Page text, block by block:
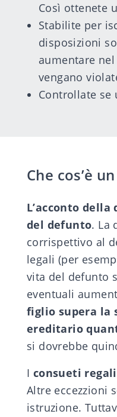
Così ottenete
Stabilite per
disposizioni
aumentare
vengano
Controllate se
Che cos’è
L’acconto
del defunto. La
corrispettivo al
legali (per
vita del defunto
eventuali
figlio supera la
ereditario
si dovrebbe
I consueti regali
Altre eccezzioni
istruzione.